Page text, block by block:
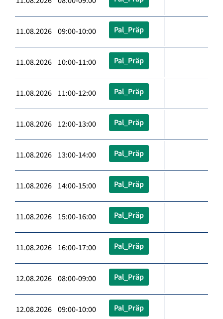
11.08.2026 09:00-10:00 Pal_Präp
11.08.2026 10:00-11:00 Pal_Präp
11.08.2026 11:00-12:00 Pal_Präp
11.08.2026 12:00-13:00 Pal_Präp
11.08.2026 13:00-14:00 Pal_Präp
11.08.2026 14:00-15:00 Pal_Präp
11.08.2026 15:00-16:00 Pal_Präp
11.08.2026 16:00-17:00 Pal_Präp
12.08.2026 08:00-09:00 Pal_Präp
12.08.2026 09:00-10:00 Pal_Präp